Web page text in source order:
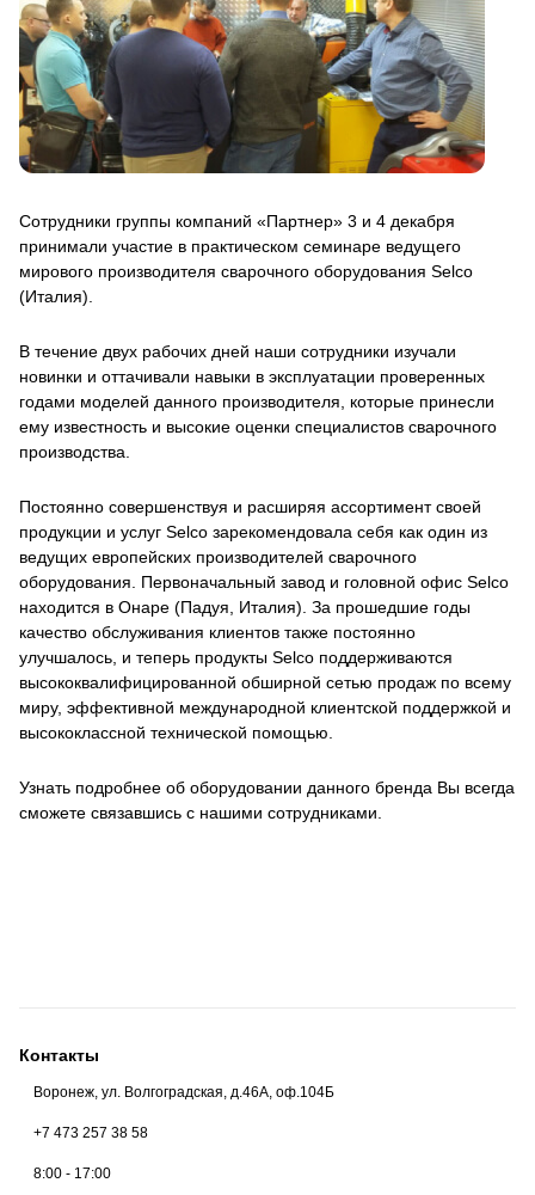
Сотрудники группы компаний «Партнер» 3 и 4 декабря
принимали участие в практическом семинаре ведущего
мирового производителя сварочного оборудования Selco
(Италия).
В течение двух рабочих дней наши сотрудники изучали
новинки и оттачивали навыки в эксплуатации проверенных
годами моделей данного производителя, которые принесли
ему известность и высокие оценки специалистов сварочного
производства.
Постоянно совершенствуя и расширяя ассортимент своей
продукции и услуг Selco зарекомендовала себя как один из
ведущих европейских производителей сварочного
оборудования. Первоначальный завод и головной офис Selco
находится в Онаре (Падуя, Италия). За прошедшие годы
качество обслуживания клиентов также постоянно
улучшалось, и теперь продукты Selco поддерживаются
высококвалифицированной обширной сетью продаж по всему
миру, эффективной международной клиентской поддержкой и
высококлассной технической помощью.
Узнать подробнее об оборудовании данного бренда Вы всегда
сможете связавшись с нашими сотрудниками.
Контакты
Воронеж, ул. Волгоградская, д.46А, оф.104Б
+7 473 257 38 58
8:00 - 17:00